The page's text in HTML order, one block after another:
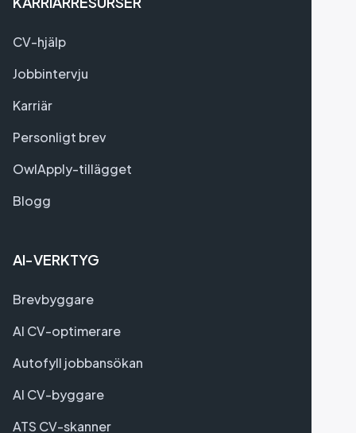
CV-hjälp
Jobbintervju
Karriär
Personligt brev
OwlApply-tillägget
Blogg
AI-VERKTYG
Brevbyggare
AI CV-optimerare
Autofyll jobbansökan
AI CV-byggare
ATS CV-skanner